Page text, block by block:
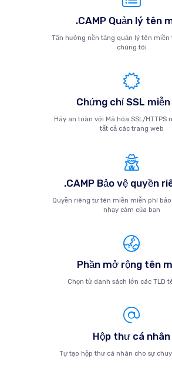
.CAMP Quản lý tên
Tận hưởng nền tảng quản lý tên miền
chúng tôi
Chứng chỉ SSL
Hãy an toàn với Mã hóa SSL/HTTPS
tất cả các trang web
.CAMP Bảo vệ quyền
Quyền riêng tư tên miền miễn phí
nhạy cảm của bạn
Phần mở rộng tên
Chọn từ danh sách lớn các TLD
Hộp thư cá nhân
Tự tạo hộp thư cá nhân cho sự